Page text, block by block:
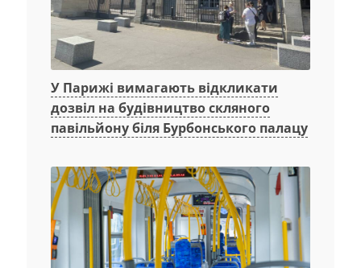
У Парижі вимагають відкликати
дозвіл на будівництво скляного
павільйону біля Бурбонського палацу